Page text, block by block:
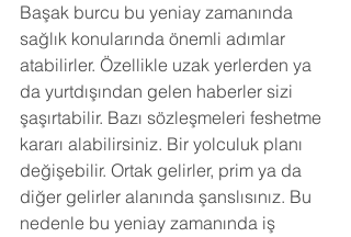
Başak burcu bu yeniay zamanında
sağlık konularında önemli adımlar
atabilirler. Özellikle uzak yerlerden ya
da yurtdışından gelen haberler sizi
şaşırtabilir. Bazı sözleşmeleri feshetme
kararı alabilirsiniz. Bir yolculuk planı
değişebilir. Ortak gelirler, prim ya da
diğer gelirler alanında şanslısınız. Bu
nedenle bu yeniay zamanında iş